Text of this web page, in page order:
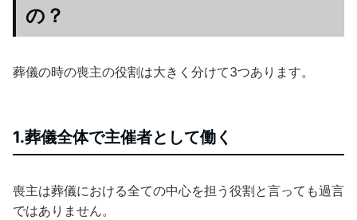
の？
葬儀の時の喪主の役割は大きく分けて3つあります。
1.葬儀全体で主催者として働く
喪主は葬儀における全ての中心を担う役割と言っても過言
ではありません。